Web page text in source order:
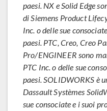
paesi. NX e Solid Edge
di Siemens Product
Inc. o delle sue
paesi. PTC, Creo, Creo
Pro/ENGINEER sono
PTC Inc. o delle sue
paesi. SOLIDWORKS è
Dassault Systèmes
sue consociate e i suoi